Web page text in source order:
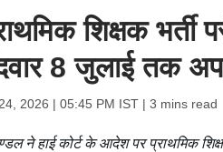
शिक्षक भर्ती
8 जुलाई तक
2026 | 05:45 PM IST| 3 mins read
ने हाई कोर्ट के आदेश पर प्राथमिक